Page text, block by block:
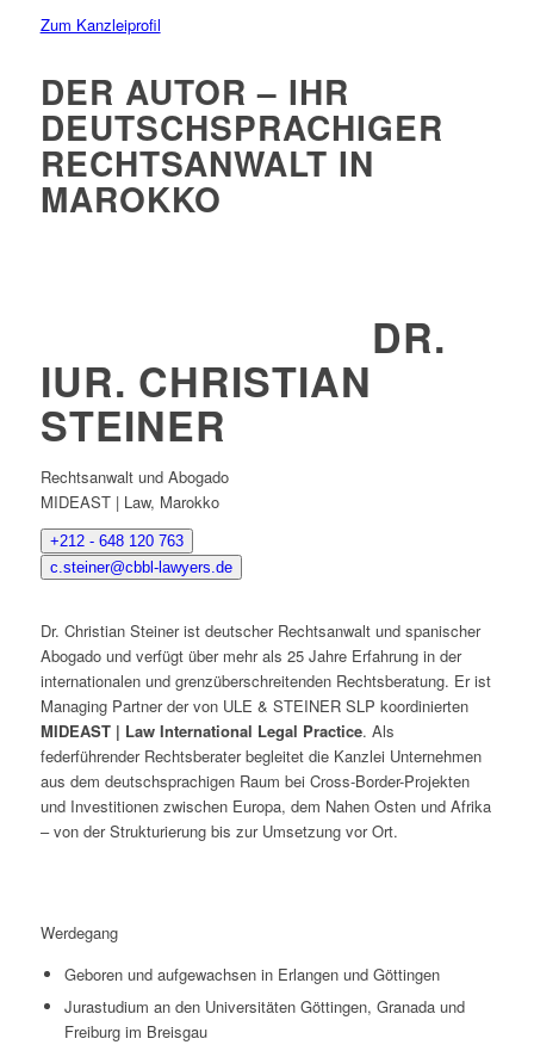
Zum Kanzleiprofil
DER AUTOR – IHR
DEUTSCHSPRACHIGER
RECHTSANWALT IN
MAROKKO
DR.
IUR. CHRISTIAN
STEINER
Rechtsanwalt und Abogado
MIDEAST | Law, Marokko
+212 - 648 120 763
c.steiner@cbbl-lawyers.de
Dr. Christian Steiner ist deutscher Rechtsanwalt und spanischer
Abogado und verfügt über mehr als 25 Jahre Erfahrung in der
internationalen und grenzüberschreitenden Rechtsberatung. Er ist
Managing Partner der von ULE & STEINER SLP koordinierten
MIDEAST | Law International Legal Practice. Als
federführender Rechtsberater begleitet die Kanzlei Unternehmen
aus dem deutschsprachigen Raum bei Cross-Border-Projekten
und Investitionen zwischen Europa, dem Nahen Osten und Afrika
– von der Strukturierung bis zur Umsetzung vor Ort.
Werdegang
Geboren und aufgewachsen in Erlangen und Göttingen
Jurastudium an den Universitäten Göttingen, Granada und
Freiburg im Breisgau